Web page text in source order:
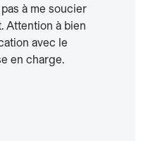
à me soucier
Attention à bien
avec le
en charge.